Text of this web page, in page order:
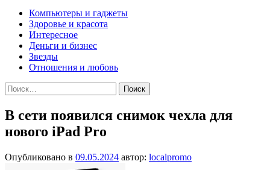
Компьютеры и гаджеты
Здоровье и красота
Интересное
Деньги и бизнес
Звезды
Отношения и любовь
Найти:
В сети появился снимок чехла для
нового iPad Pro
Опубликовано в 09.05.2024 автор: localpromo